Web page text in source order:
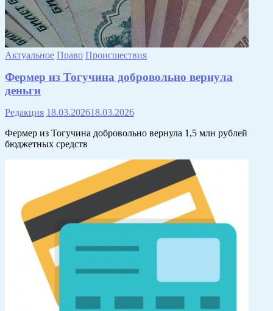
Актуальное Право Происшествия
Фермер из Тогучина добровольно вернула
деньги
Редакция 18.03.202618.03.2026
Фермер из Тогучина добровольно вернула 1,5 млн рублей
бюджетных средств